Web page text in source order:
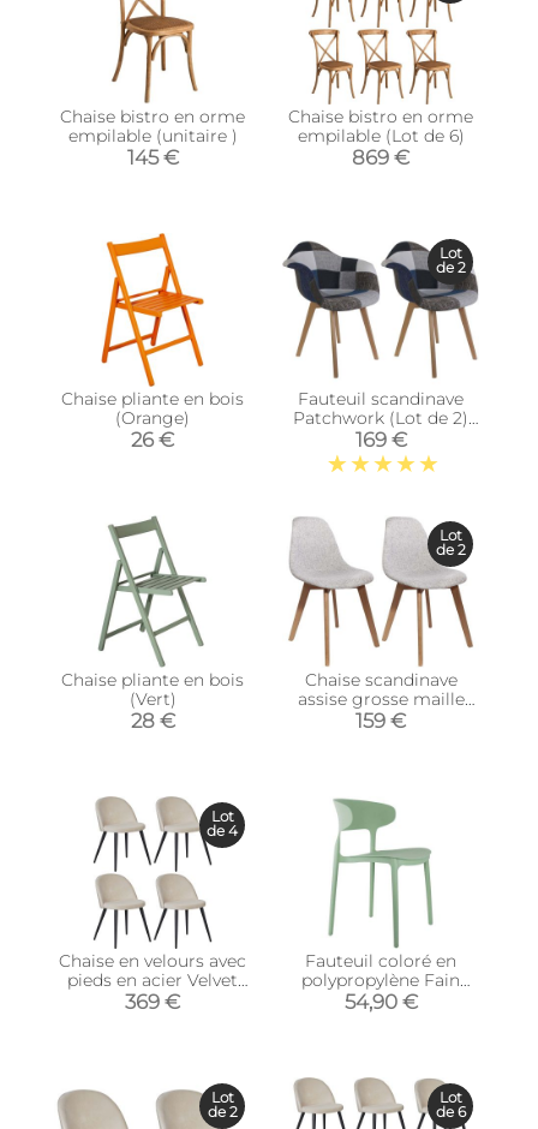
Chaise bistro en orme
empilable (unitaire )
145 €
Chaise bistro en orme
empilable (Lot de 6)
869 €
Chaise pliante en bois
(Orange)
26 €
Fauteuil scandinave
Patchwork (Lot de 2)
(Bleu)
169 €
Lot
de 2
Chaise pliante en bois
(Vert)
28 €
Chaise scandinave
assise grosse maille
(Lot de 2) (Gris)
159 €
Lot
de 2
Chaise en velours avec
pieds en acier Velvet
(Lot de 4)
369 €
Lot
de 4
Fauteuil coloré en
polypropylène Fain
(Vert foncé)
54,90 €
Lot
de 2
Lot
de 6